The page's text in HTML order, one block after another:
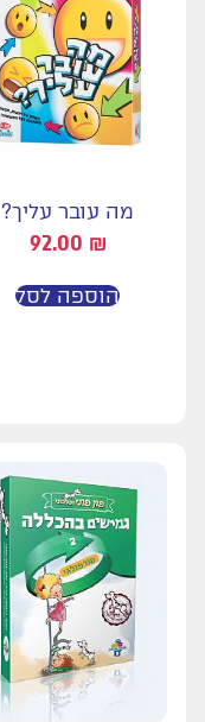
מה עובר עליך?
92.00 ₪
הוספה לסל